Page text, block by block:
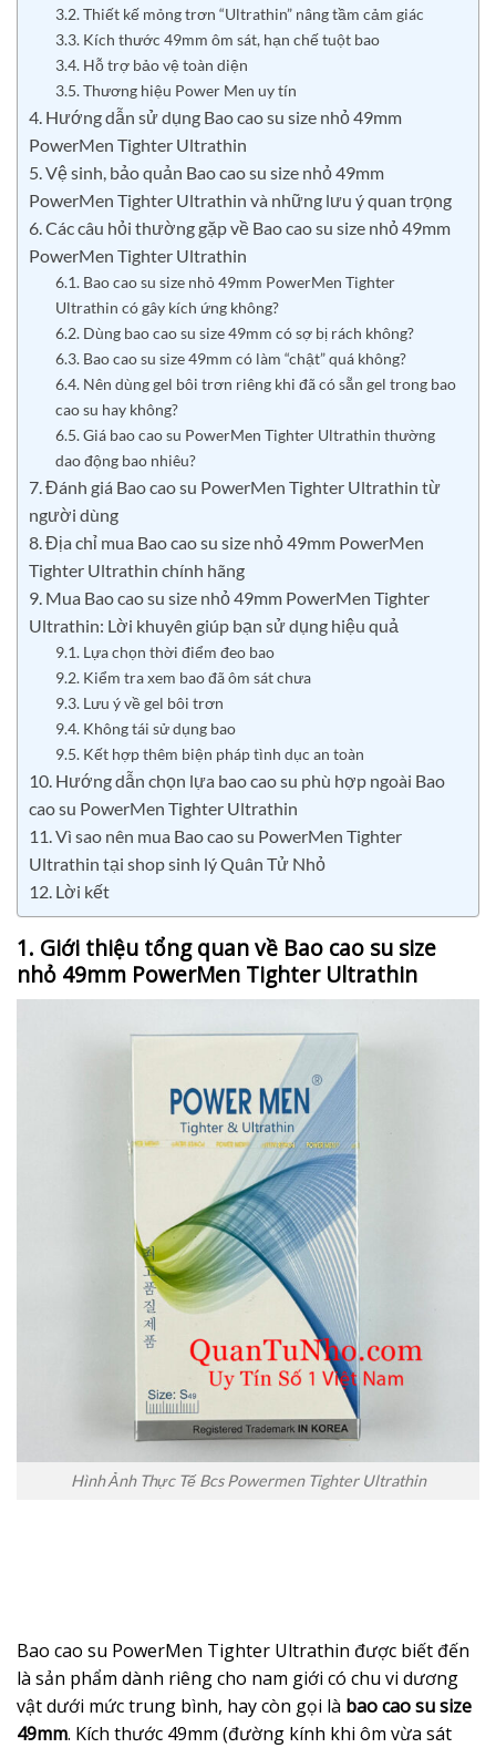
3.2. Thiết kế mỏng trơn “Ultrathin” nâng tầm cảm giác
3.3. Kích thước 49mm ôm sát, hạn chế tuột bao
3.4. Hỗ trợ bảo vệ toàn diện
3.5. Thương hiệu Power Men uy tín
4. Hướng dẫn sử dụng Bao cao su size nhỏ 49mm
PowerMen Tighter Ultrathin
5. Vệ sinh, bảo quản Bao cao su size nhỏ 49mm
PowerMen Tighter Ultrathin và những lưu ý quan trọng
6. Các câu hỏi thường gặp về Bao cao su size nhỏ 49mm
PowerMen Tighter Ultrathin
6.1. Bao cao su size nhỏ 49mm PowerMen Tighter
Ultrathin có gây kích ứng không?
6.2. Dùng bao cao su size 49mm có sợ bị rách không?
6.3. Bao cao su size 49mm có làm “chật” quá không?
6.4. Nên dùng gel bôi trơn riêng khi đã có sẵn gel trong bao
cao su hay không?
6.5. Giá bao cao su PowerMen Tighter Ultrathin thường
dao động bao nhiêu?
7. Đánh giá Bao cao su PowerMen Tighter Ultrathin từ
người dùng
8. Địa chỉ mua Bao cao su size nhỏ 49mm PowerMen
Tighter Ultrathin chính hãng
9. Mua Bao cao su size nhỏ 49mm PowerMen Tighter
Ultrathin: Lời khuyên giúp bạn sử dụng hiệu quả
9.1. Lựa chọn thời điểm đeo bao
9.2. Kiểm tra xem bao đã ôm sát chưa
9.3. Lưu ý về gel bôi trơn
9.4. Không tái sử dụng bao
9.5. Kết hợp thêm biện pháp tình dục an toàn
10. Hướng dẫn chọn lựa bao cao su phù hợp ngoài Bao
cao su PowerMen Tighter Ultrathin
11. Vì sao nên mua Bao cao su PowerMen Tighter
Ultrathin tại shop sinh lý Quân Tử Nhỏ
12. Lời kết
1. Giới thiệu tổng quan về Bao cao su size
nhỏ 49mm PowerMen Tighter Ultrathin
Hình Ảnh Thực Tế Bcs Powermen Tighter Ultrathin
Bao cao su PowerMen Tighter Ultrathin được biết đến
là sản phẩm dành riêng cho nam giới có chu vi dương
vật dưới mức trung bình, hay còn gọi là bao cao su size
49mm. Kích thước 49mm (đường kính khi ôm vừa sát